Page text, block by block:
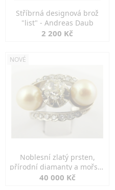
Stříbrná designová brož
"list" - Andreas Daub
2 200 Kč
NOVÉ
Noblesní zlatý prsten,
přírodní diamanty a mořské
perly
40 000 Kč